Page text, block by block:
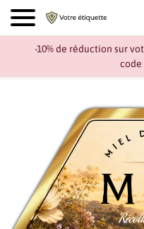
-10% de réduction sur
code